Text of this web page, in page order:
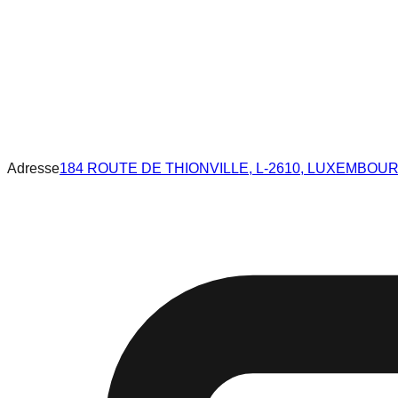
Adresse184 ROUTE DE THIONVILLE, L-2610,